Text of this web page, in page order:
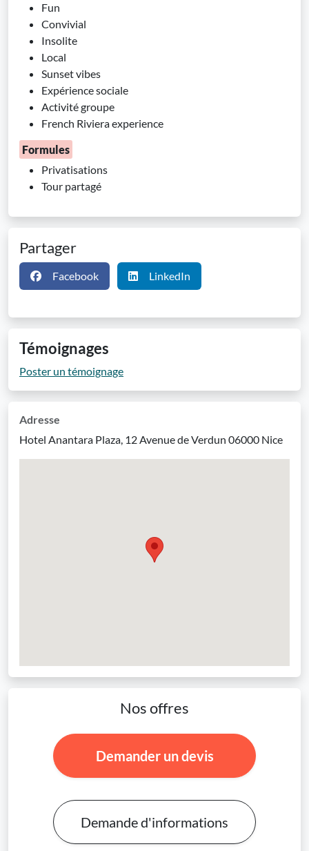
Fun
Convivial
Insolite
Local
Sunset vibes
Expérience sociale
Activité groupe
French Riviera experience
Formules
Privatisations
Tour partagé
Partager
Facebook LinkedIn
Témoignages
Poster un témoignage
Adresse
Hotel Anantara Plaza, 12 Avenue de Verdun 06000 Nice
Nos offres
Demander un devis
Demande d'informations